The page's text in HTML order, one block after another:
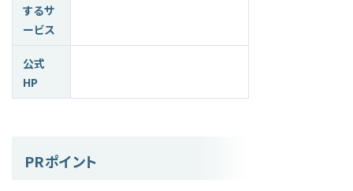
するサ
ービス
公式
HP
PRポイント